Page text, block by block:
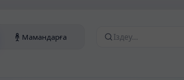
Мамандарға Сайттан іздеу